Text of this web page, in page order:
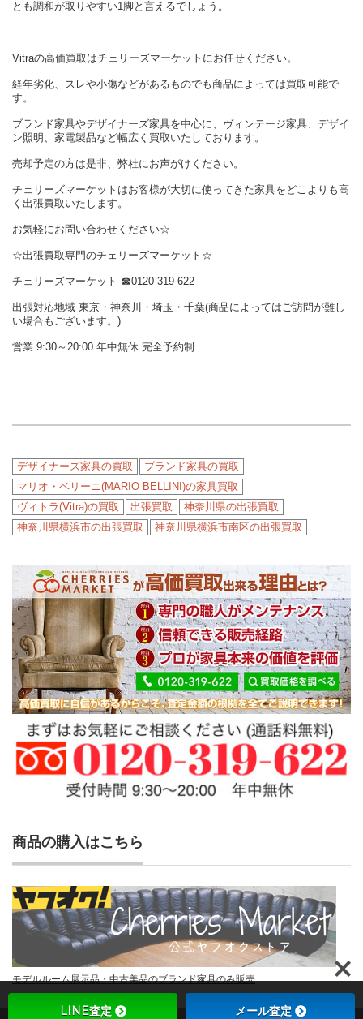
とも調和が取りやすい1脚と言えるでしょう。
Vitraの高価買取はチェリーズマーケットにお任せください。
経年劣化、スレや小傷などがあるものでも商品によっては買取可能で
す。
ブランド家具やデザイナーズ家具を中心に、ヴィンテージ家具、デザイ
ン照明、家電製品など幅広く買取いたしております。
売却予定の方は是非、弊社にお声がけください。
チェリーズマーケットはお客様が大切に使ってきた家具をどこよりも高
く出張買取いたします。
お気軽にお問い合わせください☆
☆出張買取専門のチェリーズマーケット☆
チェリーズマーケット ☎︎0120-319-622
出張対応地域 東京・神奈川・埼玉・千葉(商品によってはご訪問が難し
い場合もございます。)
営業 9:30～20:00 年中無休 完全予約制
デザイナーズ家具の買取
ブランド家具の買取
マリオ・ベリーニ(MARIO BELLINI)の家具買取
ヴィトラ(Vitra)の買取
出張買取
神奈川県の出張買取
神奈川県横浜市の出張買取
神奈川県横浜市南区の出張買取
商品の購入はこちら
モデルルーム展示品・中古美品のブランド家具のみ販売
LINE査定 メール査定